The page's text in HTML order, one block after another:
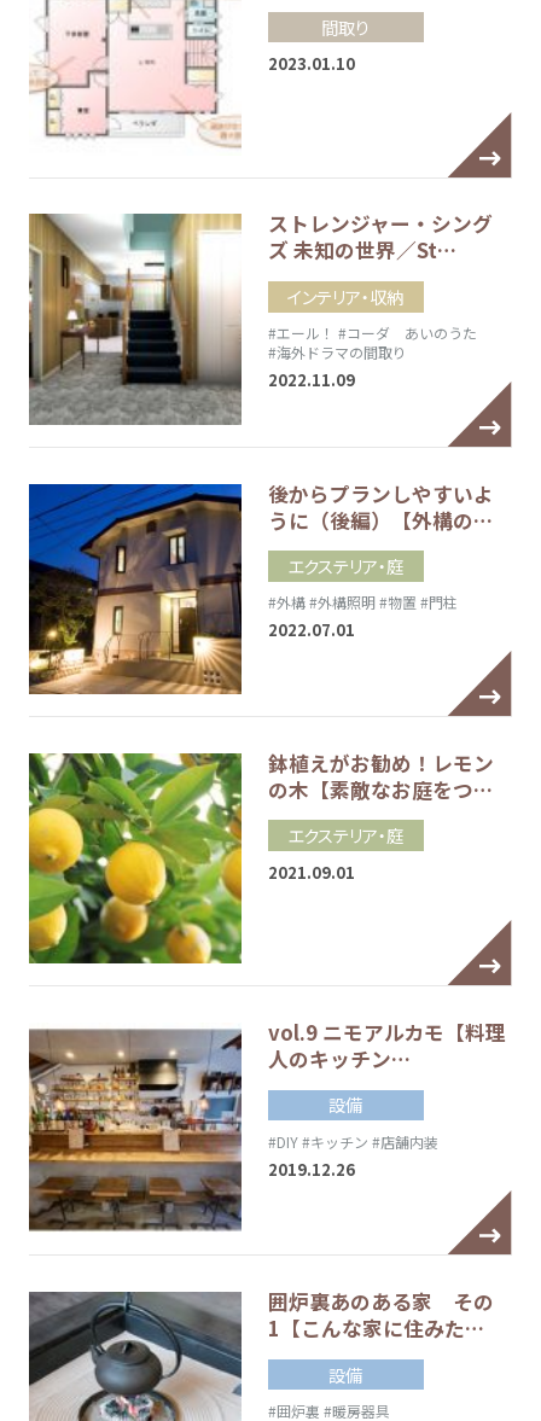
間取り
2023.01.10
ストレンジャー・シング
ズ 未知の世界／St…
インテリア・収納
#エール！ #コーダ あいのうた
#海外ドラマの間取り
2022.11.09
後からプランしやすいよ
うに（後編）【外構の…
エクステリア・庭
#外構#外構照明 #物置 #門柱
2022.07.01
鉢植えがお勧め！レモン
の木【素敵なお庭をつ…
エクステリア・庭
2021.09.01
vol.9 ニモアルカモ【料理
人のキッチン…
設備
#DIY#キッチン #店舗内装
2019.12.26
囲炉裏あのある家 その
1【こんな家に住みた…
設備
#囲炉裏 #暖房器具